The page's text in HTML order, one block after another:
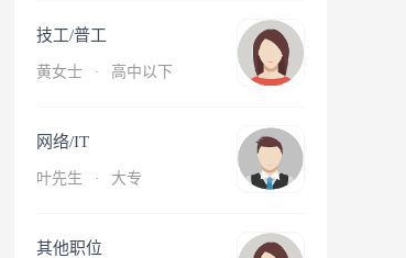
技工/普工
黄女士 · 高中以下
网络/IT
叶先生 · 大专
其他职位